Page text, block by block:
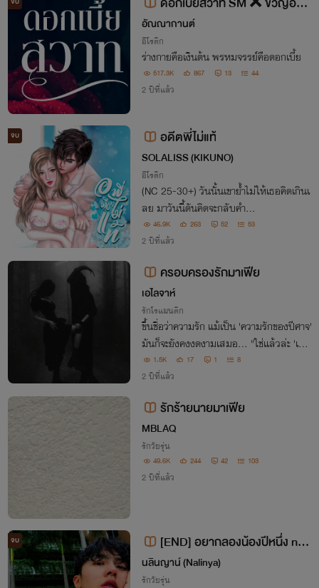
ห้ามอ่าน ❌ พระเอกโหดหื่นหึงแรง
อัณณากานต์
อีโรติก
ร่างกายคือเงินต้น พรหมจรรย์คือดอกเบี้ย
517.3K 867 13 44
2 ปีที่แล้ว
จบ อดีตพี่ไม่แท้
SOLALISS (KIKUNO)
อีโรติก
(NC 25-30+) วันนั้นเขาย้ำไม่ให้เธอคิดเกินเ
ลย มาวันนี้ดันคิดจะกลับคำ...
46.9K 263 52 53
2 ปีที่แล้ว
ครอบครองรักมาเฟีย
เอไลจาห์
รักโรแมนติก
ขึ้นชื่อว่าความรัก แม้เป็น 'ความรักของปีศาจ'
มันก็จะยังคงงดงามเสมอ... "ใช่แล้วล่ะ 'เบล
ลาดอนนา' ดอกนี้เป็นของเขาแต่เพียงผู้เดียว
"
1.5K 17 1 8
2 ปีที่แล้ว
รักร้ายนายมาเฟีย
์ฺMBLAQ
รักวัยรุ่น
49.6K 244 42 103
2 ปีที่แล้ว
จบ
[END] อยากลองน้องปีหนึ่ง nc1
8+++ [ซัน+ของขวัญ]
นลินญาน์ (Nalinya)
รักวัยรุ่น